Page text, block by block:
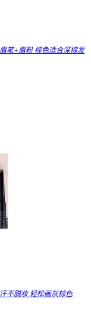
笔+眉粉 棕色适合深棕发
不脱妆 轻松画灰棕色